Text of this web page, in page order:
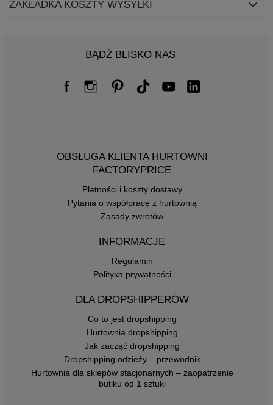
ZAKŁADKA KOSZTY WYSYŁKI
BĄDŹ BLISKO NAS
OBSŁUGA KLIENTA HURTOWNI
FACTORYPRICE
Płatności i koszty dostawy
Pytania o współpracę z hurtownią
Zasady zwrotów
INFORMACJE
Regulamin
Polityka prywatności
DLA DROPSHIPPERÓW
Co to jest dropshipping
Hurtownia dropshipping
Jak zacząć dropshipping
Dropshipping odzieży – przewodnik
Hurtownia dla sklepów stacjonarnych – zaopatrzenie
butiku od 1 sztuki